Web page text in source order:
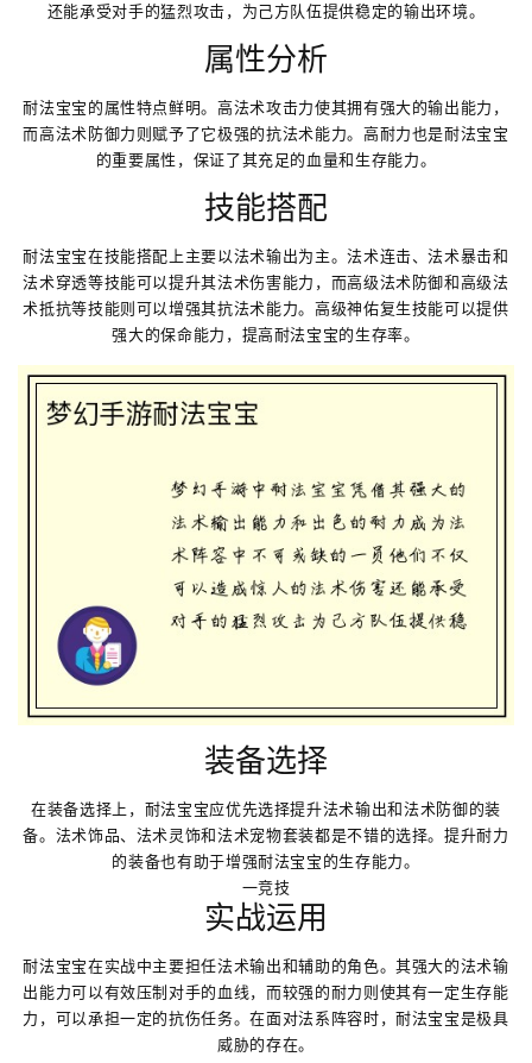
还能承受对手的猛烈攻击，为己方队伍提供稳定的输出环境。
属性分析
耐法宝宝的属性特点鲜明。高法术攻击力使其拥有强大的输出能力，
而高法术防御力则赋予了它极强的抗法术能力。高耐力也是耐法宝宝
的重要属性，保证了其充足的血量和生存能力。
技能搭配
耐法宝宝在技能搭配上主要以法术输出为主。法术连击、法术暴击和
法术穿透等技能可以提升其法术伤害能力，而高级法术防御和高级法
术抵抗等技能则可以增强其抗法术能力。高级神佑复生技能可以提供
强大的保命能力，提高耐法宝宝的生存率。
装备选择
在装备选择上，耐法宝宝应优先选择提升法术输出和法术防御的装
备。法术饰品、法术灵饰和法术宠物套装都是不错的选择。提升耐力
的装备也有助于增强耐法宝宝的生存能力。
一竞技
实战运用
耐法宝宝在实战中主要担任法术输出和辅助的角色。其强大的法术输
出能力可以有效压制对手的血线，而较强的耐力则使其有一定生存能
力，可以承担一定的抗伤任务。在面对法系阵容时，耐法宝宝是极具
威胁的存在。